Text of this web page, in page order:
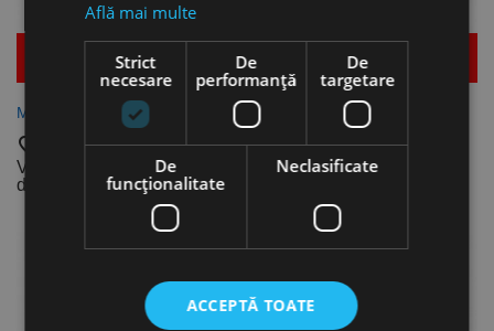
Mai multe detalii
Manometre, Aircraft
favorite_border
Vezi dimensiunile
disponibile
Mai multe detalii
Supape pentru eliminarea
favorite_border
disponibile
Află mai multe
Strict
necesare
De
performanță
De
targetare
De
funcţionalitate
Neclasificate
ACCEPTĂ TOATE